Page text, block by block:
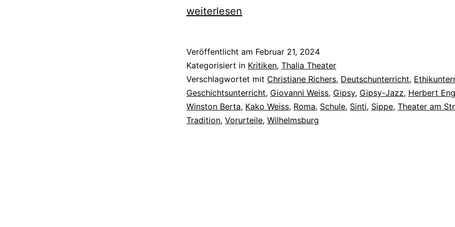
weiterlesen
Veröffentlicht am Februar 21, 2024
Kategorisiert in Kritiken, Thalia Theater
Verschlagwortet mit Christiane Richers, Deutschunterricht,
Geschichtsunterricht, Giovanni Weiss, Gipsy, Gipsy-Jazz, Herbert
Winston Berta, Kako Weiss, Roma, Schule, Sinti, Sippe, Theater am
Tradition, Vorurteile, Wilhelmsburg